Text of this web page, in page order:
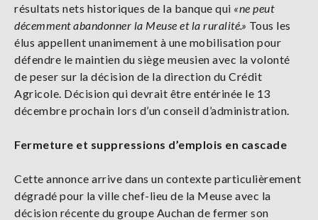
résultats nets historiques de la banque qui «ne peut
décemment abandonner la Meuse et la ruralité.» Tous les
élus appellent unanimement à une mobilisation pour
défendre le maintien du siège meusien avec la volonté
de peser sur la décision de la direction du Crédit
Agricole. Décision qui devrait être entérinée le 13
décembre prochain lors d’un conseil d’administration.
Fermeture et suppressions d’emplois en cascade
Cette annonce arrive dans un contexte particulièrement
dégradé pour la ville chef-lieu de la Meuse avec la
décision récente du groupe Auchan de fermer son